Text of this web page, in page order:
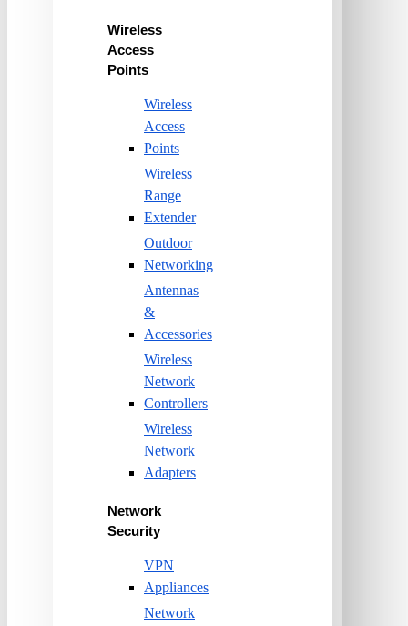
Wireless
Access
Points
Wireless
Access
Points
Wireless
Range
Extender
Outdoor
Networking
Antennas
&
Accessories
Wireless
Network
Controllers
Wireless
Network
Adapters
Network
Security
VPN
Appliances
Network